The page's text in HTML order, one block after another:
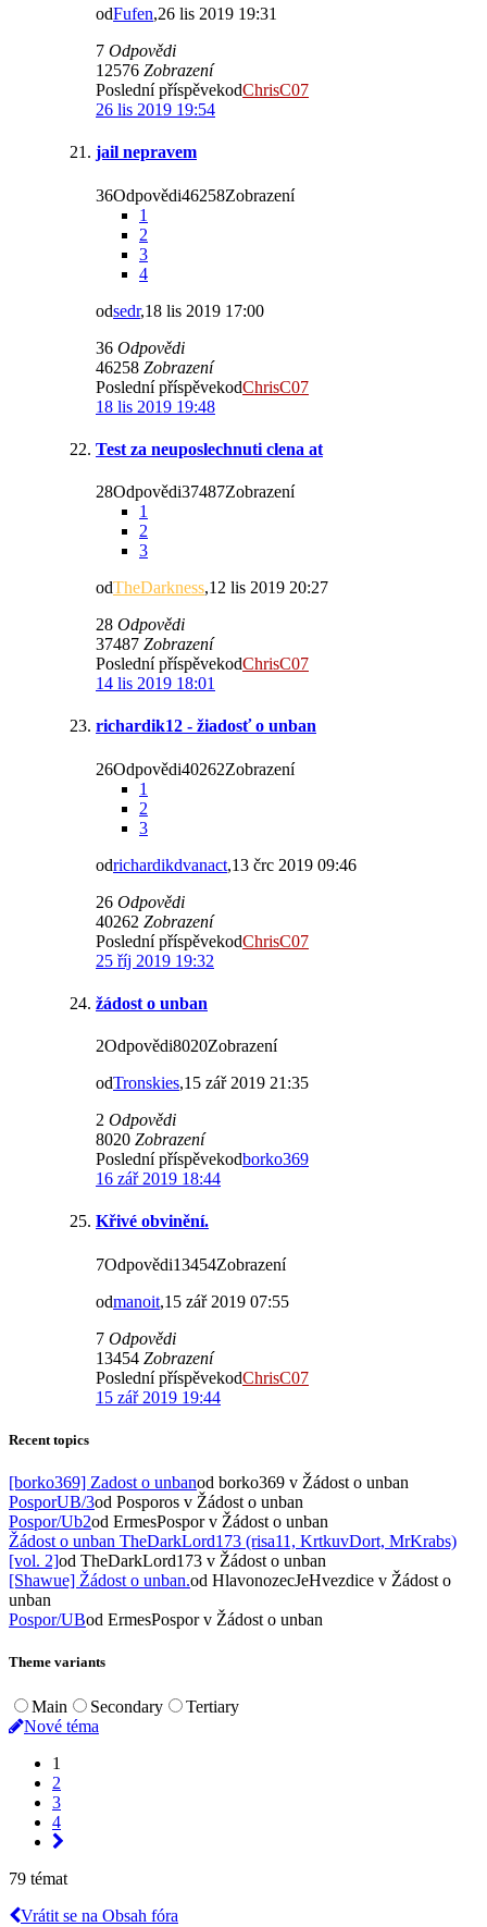
odFufen,26 lis 2019 19:31
7 Odpovědi
12576 Zobrazení
Poslední příspěvekodChrisC07
26 lis 2019 19:54
jail nepravem
36Odpovědi46258Zobrazení
1
2
3
4
odsedr,18 lis 2019 17:00
36 Odpovědi
46258 Zobrazení
Poslední příspěvekodChrisC07
18 lis 2019 19:48
Test za neuposlechnuti clena at
28Odpovědi37487Zobrazení
1
2
3
odTheDarkness,12 lis 2019 20:27
28 Odpovědi
37487 Zobrazení
Poslední příspěvekodChrisC07
14 lis 2019 18:01
richardik12 - žiadosť o unban
26Odpovědi40262Zobrazení
1
2
3
odrichardikdvanact,13 črc 2019 09:46
26 Odpovědi
40262 Zobrazení
Poslední příspěvekodChrisC07
25 říj 2019 19:32
žádost o unban
2Odpovědi8020Zobrazení
odTronskies,15 zář 2019 21:35
2 Odpovědi
8020 Zobrazení
Poslední příspěvekodborko369
16 zář 2019 18:44
Křivé obvinění.
7Odpovědi13454Zobrazení
odmanoit,15 zář 2019 07:55
7 Odpovědi
13454 Zobrazení
Poslední příspěvekodChrisC07
15 zář 2019 19:44
Recent topics
[borko369] Zadost o unbanod borko369 v Žádost o unban
PosporUB/3od Posporos v Žádost o unban
Pospor/Ub2od ErmesPosporv Žádost o unban
Žádost o unban TheDarkLord173 (risa11, KrtkuvDort, MrKrabs)
[vol. 2]od TheDarkLord173 v Žádost o unban
[Shawue] Žádost o unban.od HlavonozecJeHvezdice v Žádost o
unban
Pospor/UBod ErmesPosporv Žádost o unban
Theme variants
Main Secondary
Tertiary
Nové téma
1
2
3
4
79 témat
Vrátit se na Obsah fóra